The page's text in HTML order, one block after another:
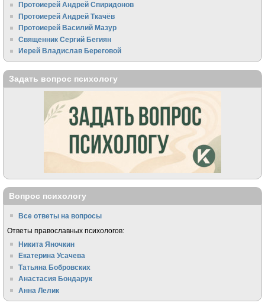
Протоиерей Андрей Спиридонов
Протоиерей Андрей Ткачёв
Протоиерей Василий Мазур
Священник Сергий Бегиян
Иерей Владислав Береговой
Задать вопрос психологу
Вопрос психологу
Все ответы на вопросы
Ответы православных психологов:
Никита Яночкин
Екатерина Усачева
Татьяна Бобровских
Анастасия Бондарук
Анна Лелик